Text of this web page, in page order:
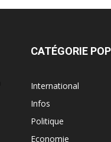
CATÉGORIE
International
Infos
Politique
Economie